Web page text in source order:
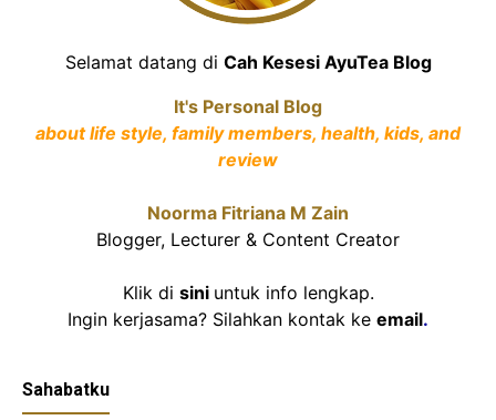
Selamat datang di Cah Kesesi AyuTea Blog
It's Personal Blog
about life style, family members, health, kids, and
review
Noorma Fitriana M Zain
Blogger, Lecturer & Content Creator
Klik di sini untuk info lengkap.
Ingin kerjasama? Silahkan kontak ke email.
Sahabatku